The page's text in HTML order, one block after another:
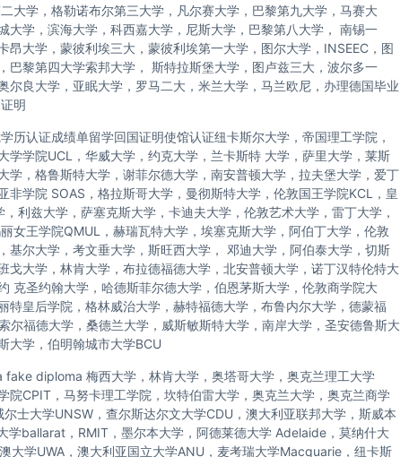
大学，格勒诺布尔第三大学，凡尔赛大学，巴黎第九大学，马赛大
大学，滨海大学，科西嘉大学，尼斯大学，巴黎第八大学， 南锡一
昂大学，蒙彼利埃三大，蒙彼利埃第一大学，图尔大学，INSEEC，图
巴黎第四大学索邦大学， 斯特拉斯堡大学，图卢兹三大，波尔多一
尔良大学，亚眠大学，罗马二大，米兰大学，马兰欧尼，办理德国毕业
明
历认证成绩单留学回国证明使馆认证纽卡斯尔大学，帝国理工学院，
学学院UCL，华威大学，约克大学，兰卡斯特 大学，萨里大学，莱斯
学，格鲁斯特大学，谢菲尔德大学，南安普顿大学，拉夫堡大学，爱丁
非学院 SOAS，格拉斯哥大学，曼彻斯特大学，伦敦国王学院KCL，皇
利兹大学，萨塞克斯大学，卡迪夫大学，伦敦艺术大学，雷丁大学，
女王学院QMUL，赫瑞瓦特大学，埃塞克斯大学，阿伯丁大学，伦敦
基尔大学，考文垂大学，斯旺西大学， 邓迪大学，阿伯泰大学，切斯
戈大学，林肯大学，布拉德福德大学，北安普顿大学，诺丁汉特伦特大
克圣约翰大学，哈德斯菲尔德大学，伯恩茅斯大学，伦敦商学院大
特皇后学院，格林威治大学，赫特福德大学，布鲁内尔大学，德蒙福
尔福德大学，桑德兰大学，威斯敏斯特大学，南岸大学，圣安德鲁斯大
大学，伯明翰城市大学BCU
diploma 梅西大学，林肯大学，奥塔哥大学，奥克兰理工大学
院CPIT，马努卡理工学院，坎特伯雷大学，奥克兰大学，奥克兰商学
士大学UNSW，查尔斯达尔文大学CDU，澳大利亚联邦大学，斯威本
学ballarat，RMIT，墨尔本大学，阿德莱德大学 Adelaide，莫纳什大
大学UWA，澳大利亚国立大学ANU，麦考瑞大学Macquarie，纽卡斯